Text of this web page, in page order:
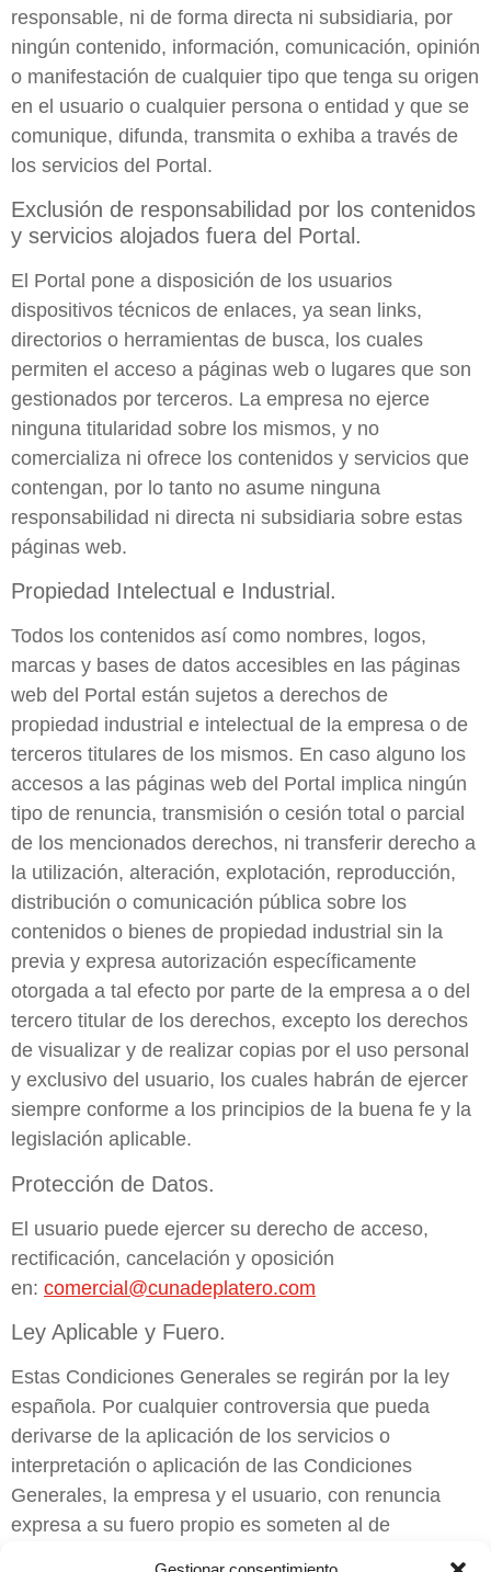
responsable, ni de forma directa ni subsidiaria, por
ningún contenido, información, comunicación, opinión
o manifestación de cualquier tipo que tenga su origen
en el usuario o cualquier persona o entidad y que se
comunique, difunda, transmita o exhiba a través de
los servicios del Portal.
Exclusión de responsabilidad por los contenidos
y servicios alojados fuera del Portal.
El Portal pone a disposición de los usuarios
dispositivos técnicos de enlaces, ya sean links,
directorios o herramientas de busca, los cuales
permiten el acceso a páginas web o lugares que son
gestionados por terceros. La empresa no ejerce
ninguna titularidad sobre los mismos, y no
comercializa ni ofrece los contenidos y servicios que
contengan, por lo tanto no asume ninguna
responsabilidad ni directa ni subsidiaria sobre estas
páginas web.
Propiedad Intelectual e Industrial.
Todos los contenidos así como nombres, logos,
marcas y bases de datos accesibles en las páginas
web del Portal están sujetos a derechos de
propiedad industrial e intelectual de la empresa o de
terceros titulares de los mismos. En caso alguno los
accesos a las páginas web del Portal implica ningún
tipo de renuncia, transmisión o cesión total o parcial
de los mencionados derechos, ni transferir derecho a
la utilización, alteración, explotación, reproducción,
distribución o comunicación pública sobre los
contenidos o bienes de propiedad industrial sin la
previa y expresa autorización específicamente
otorgada a tal efecto por parte de la empresa a o del
tercero titular de los derechos, excepto los derechos
de visualizar y de realizar copias por el uso personal
y exclusivo del usuario, los cuales habrán de ejercer
siempre conforme a los principios de la buena fe y la
legislación aplicable.
Protección de Datos.
El usuario puede ejercer su derecho de acceso,
rectificación, cancelación y oposición
en: comercial@cunadeplatero.com
Ley Aplicable y Fuero.
Estas Condiciones Generales se regirán por la ley
española. Por cualquier controversia que pueda
derivarse de la aplicación de los servicios o
interpretación o aplicación de las Condiciones
Generales, la empresa y el usuario, con renuncia
expresa a su fuero propio es someten al de